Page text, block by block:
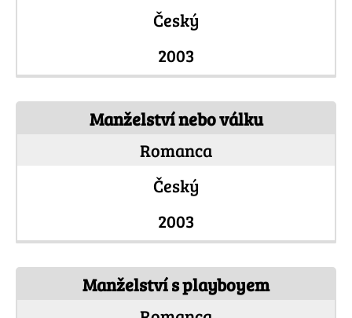
Český
2003
Manželství nebo válku
Romanca
Český
2003
Manželství s playboyem